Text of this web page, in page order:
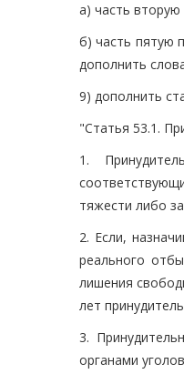
а) часть
б) часть пятую
дополнить
9) дополнить
"Статья 53.1.
1.
тяжести либо
2. Если,
реального
лишения
лет
3.
органами